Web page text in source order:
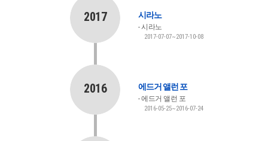
2017 시라노
시라노
2017-07-07~2017-10-08
2016 에드거 앨런 포
에드거 앨런 포
2016-05-25~2016-07-24